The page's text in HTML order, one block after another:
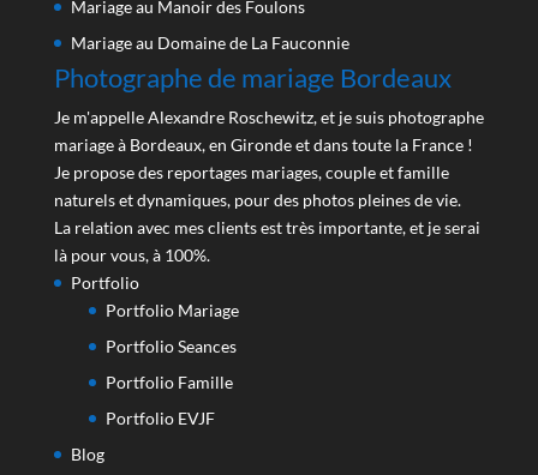
Mariage au Manoir des Foulons
Mariage au Domaine de La Fauconnie
Photographe de mariage Bordeaux
Je m'appelle Alexandre Roschewitz, et je suis photographe
mariage à Bordeaux, en Gironde et dans toute la France !
Je propose des reportages mariages, couple et famille
naturels et dynamiques, pour des photos pleines de vie.
La relation avec mes clients est très importante, et je serai
là pour vous, à 100%.
Portfolio
Portfolio Mariage
Portfolio Seances
Portfolio Famille
Portfolio EVJF
Blog